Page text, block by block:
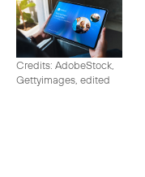
Credits: AdobeStock,
Gettyimages, edited